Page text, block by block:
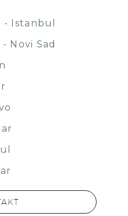
- Istanbul
Novi Sad